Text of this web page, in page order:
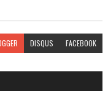
DISQUS FACEBOOK